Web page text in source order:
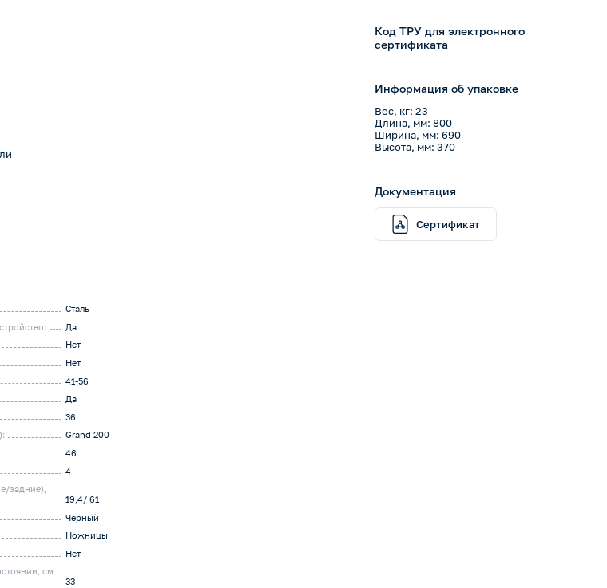
Сталь
Да
Нет
Нет
41-56
Да
36
Grand 200
46
4
задние),
19,4/ 61
Черный
Ножницы
Нет
см
33
Код ТРУ для электронного
сертификата
Информация об упаковке
Вес, кг: 23
Длина, мм: 800
Ширина, мм: 690
Высота, мм: 370
Документация
Сертификат